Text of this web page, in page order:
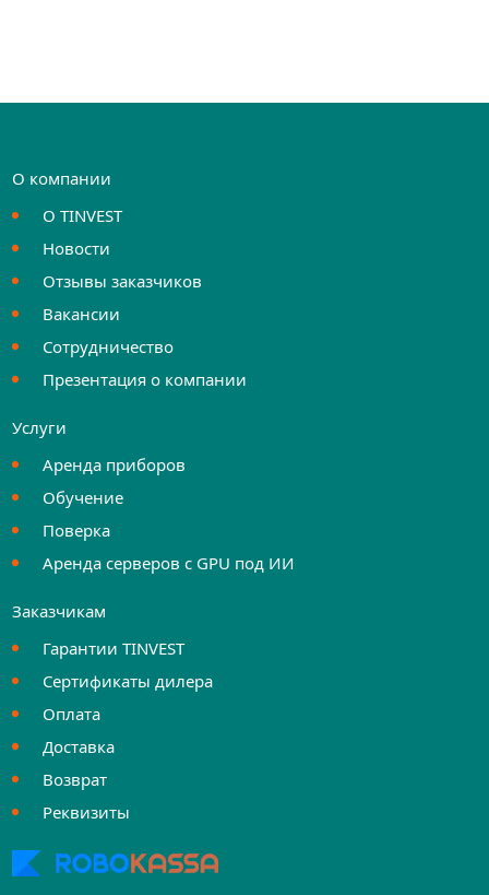
О компании
О TINVEST
Новости
Отзывы заказчиков
Вакансии
Сотрудничество
Презентация о компании
Услуги
Аренда приборов
Обучение
Поверка
Аренда серверов с GPU под ИИ
Заказчикам
Гарантии TINVEST
Сертификаты дилера
Оплата
Доставка
Возврат
Реквизиты